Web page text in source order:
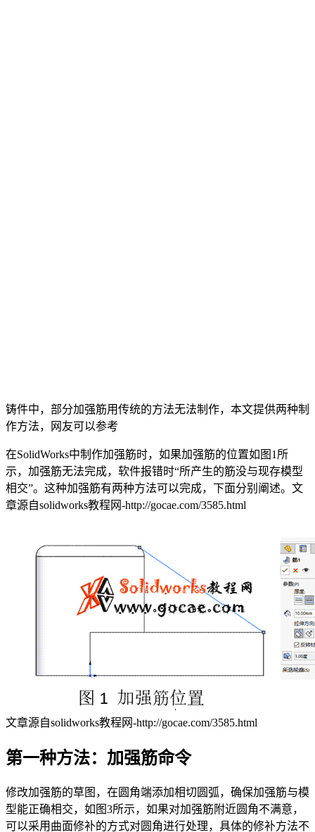
铸件中，部分加强筋用传统的方法无法制作，本文提供两种制
作方法，网友可以参考
在SolidWorks中制作加强筋时，如果加强筋的位置如图1所
示，加强筋无法完成，软件报错时“所产生的筋没与现存模型
相交”。这种加强筋有两种方法可以完成，下面分别阐述。 文
章源自solidworks教程网-http://gocae.com/3585.html
文章源自solidworks教程网-http://gocae.com/3585.html
第一种方法：加强筋命令
修改加强筋的草图，在圆角端添加相切圆弧，确保加强筋与模
型能正确相交，如图3所示，如果对加强筋附近圆角不满意，
可以采用曲面修补的方式对圆角进行处理，具体的修补方法不